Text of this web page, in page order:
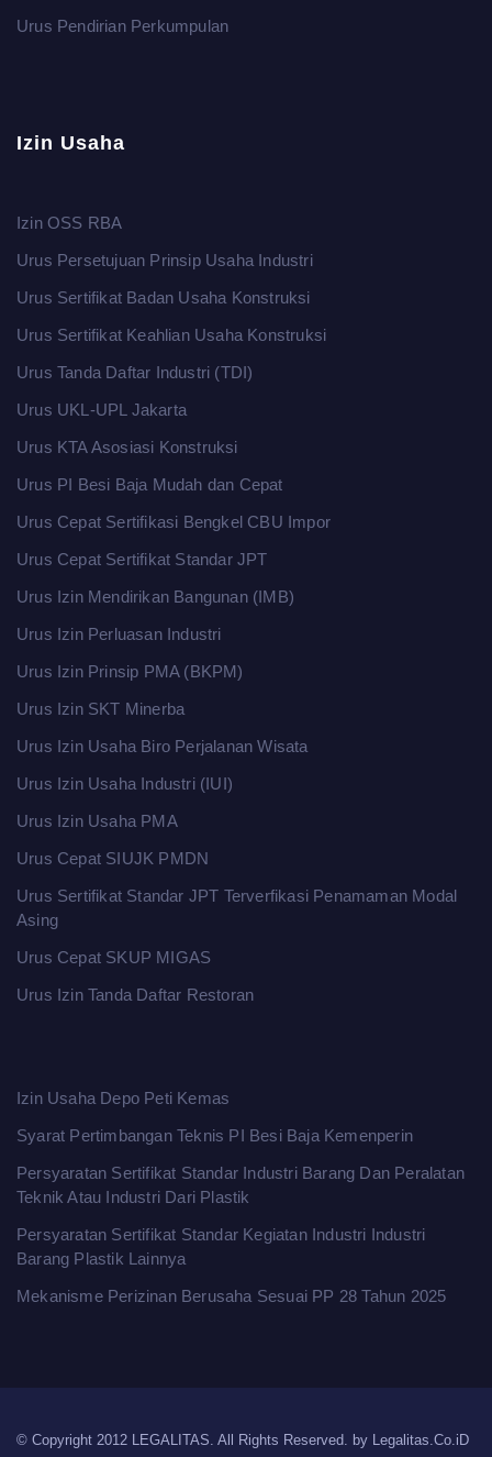
Urus Pendirian Perkumpulan
Izin Usaha
Izin OSS RBA
Urus Persetujuan Prinsip Usaha Industri
Urus Sertifikat Badan Usaha Konstruksi
Urus Sertifikat Keahlian Usaha Konstruksi
Urus Tanda Daftar Industri (TDI)
Urus UKL-UPL Jakarta
Urus KTA Asosiasi Konstruksi
Urus PI Besi Baja Mudah dan Cepat
Urus Cepat Sertifikasi Bengkel CBU Impor
Urus Cepat Sertifikat Standar JPT
Urus Izin Mendirikan Bangunan (IMB)
Urus Izin Perluasan Industri
Urus Izin Prinsip PMA (BKPM)
Urus Izin SKT Minerba
Urus Izin Usaha Biro Perjalanan Wisata
Urus Izin Usaha Industri (IUI)
Urus Izin Usaha PMA
Urus Cepat SIUJK PMDN
Urus Sertifikat Standar JPT Terverfikasi Penamaman Modal
Asing
Urus Cepat SKUP MIGAS
Urus Izin Tanda Daftar Restoran
Izin Usaha Depo Peti Kemas
Syarat Pertimbangan Teknis PI Besi Baja Kemenperin
Persyaratan Sertifikat Standar Industri Barang Dan Peralatan
Teknik Atau Industri Dari Plastik
Persyaratan Sertifikat Standar Kegiatan Industri Industri
Barang Plastik Lainnya
Mekanisme Perizinan Berusaha Sesuai PP 28 Tahun 2025
© Copyright 2012 LEGALITAS. All Rights Reserved. by Legalitas.Co.iD